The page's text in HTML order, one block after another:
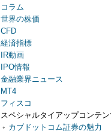
コラム
世界の株価
CFD
経済指標
IR動画
IPO情報
金融業界ニュース
MT4
フィスコ
スペシャルタイアップコンテ
カブドットコム証券の魅力